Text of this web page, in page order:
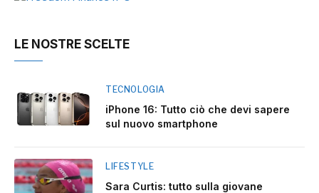
LE NOSTRE SCELTE
TECNOLOGIA
iPhone 16: Tutto ciò che devi sapere
sul nuovo smartphone
LIFESTYLE
Sara Curtis: tutto sulla giovane